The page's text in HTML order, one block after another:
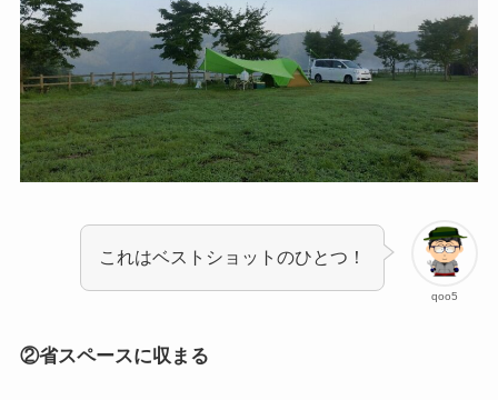
qoo5
これはベストショットのひとつ！
②省スペースに収まる